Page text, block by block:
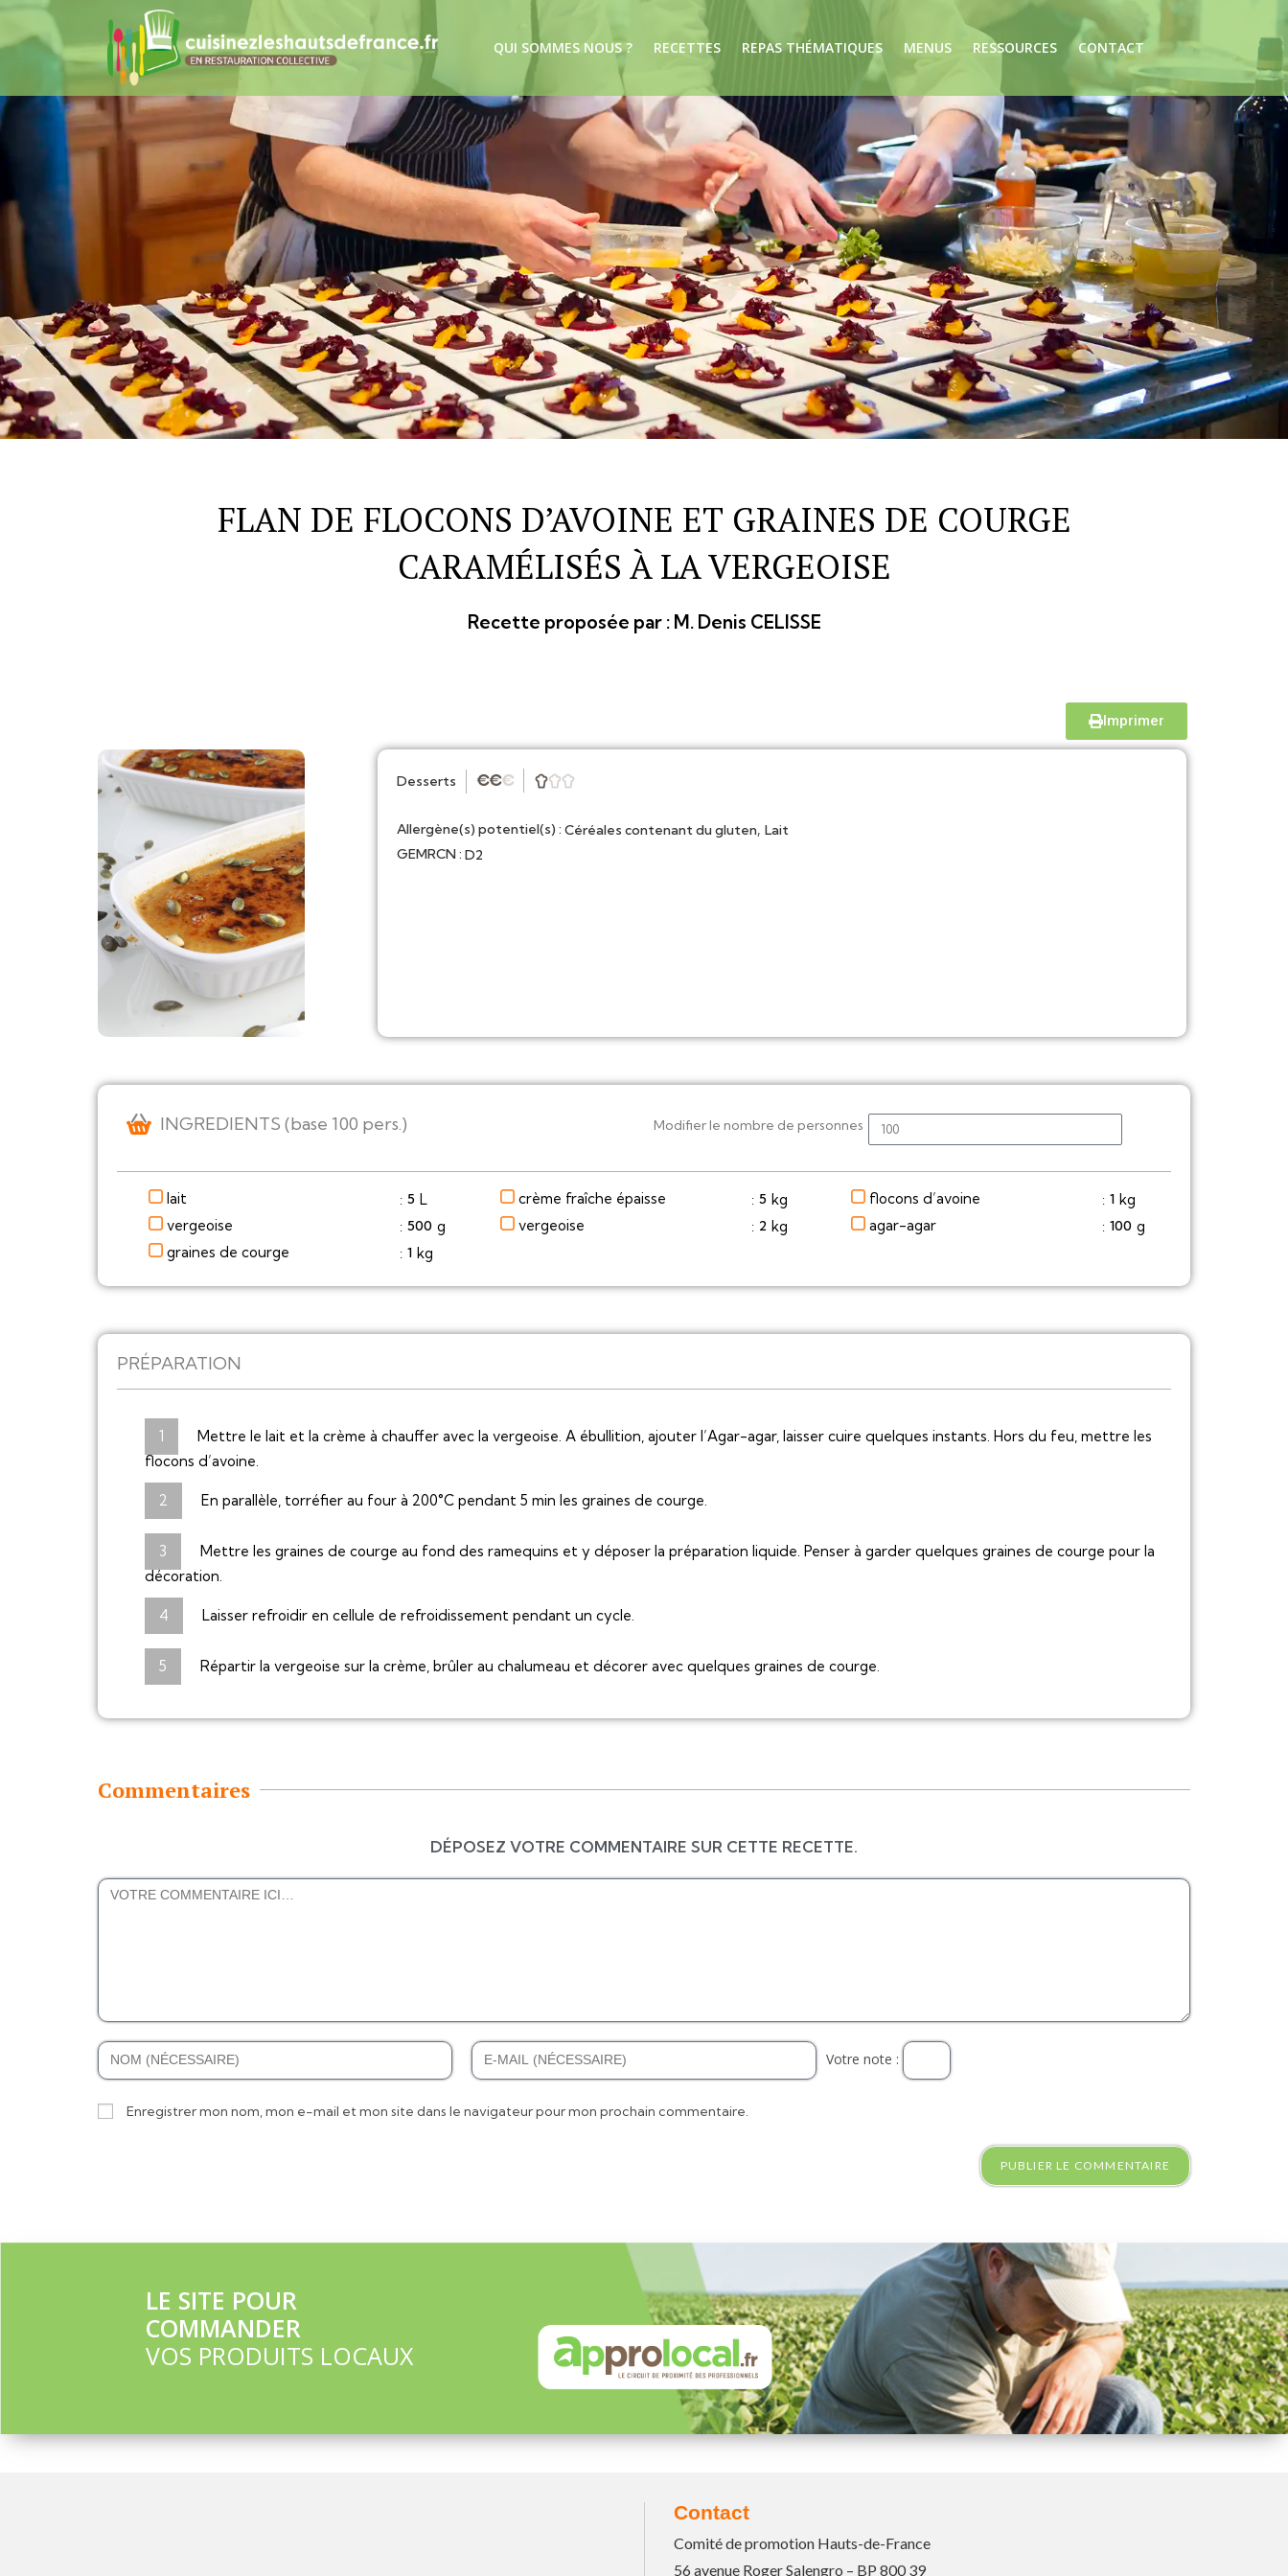
QUI SOMMES NOUS ? RECETTES REPAS THÉMATIQUES MENUS RESSOURCES CONTACT
FLAN DE FLOCONS D’AVOINE ET GRAINES DE COURGE
CARAMÉLISÉS À LA VERGEOISE
Recette proposée par : M. Denis CELISSE
Imprimer
Desserts ★★★ 
Allergène(s) potentiel(s) : Céréales contenant du gluten, Lait
GEMRCN : D2
INGREDIENTS (base 100 pers.) Modifier le nombre de personnes
lait : 5 L crème fraîche épaisse : 5 kg flocons d’avoine : 1 kg
vergeoise
: 500 g vergeoise : 2 kg agar-agar : 100 g
graines de courge
: 1 kg
PRÉPARATION
Mettre le lait et la crème à chauffer avec la vergeoise. A ébullition, ajouter l’Agar-agar, laisser cuire quelques instants. Hors du feu, mettre les
flocons d’avoine.
En parallèle, torréfier au four à 200°C pendant 5 min les graines de courge.
Mettre les graines de courge au fond des ramequins et y déposer la préparation liquide. Penser à garder quelques graines de courge pour la
décoration.
Laisser refroidir en cellule de refroidissement pendant un cycle.
Répartir la vergeoise sur la crème, brûler au chalumeau et décorer avec quelques graines de courge.
Commentaires
DÉPOSEZ VOTRE COMMENTAIRE SUR CETTE RECETTE.
Votre note :
Enregistrer mon nom, mon e-mail et mon site dans le navigateur pour mon prochain commentaire.
LE SITE POUR
COMMANDER
VOS PRODUITS LOCAUX
Contact
Comité de promotion Hauts-de-France
56 avenue Roger Salengro – BP 800 39